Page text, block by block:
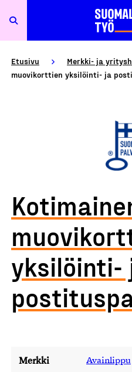
Etusivu Merkki- ja
muovikorttien yksilöinti- ja
yksilöinti-
Merkki Avainlippu